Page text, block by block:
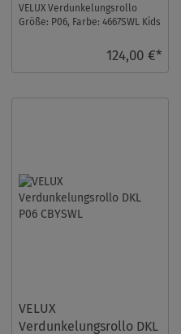
VELUX Verdunkelungsrollo
Größe: P06, Farbe: 4667SWL Kids
124,00 €*
VELUX
Verdunkelungsrollo DKL